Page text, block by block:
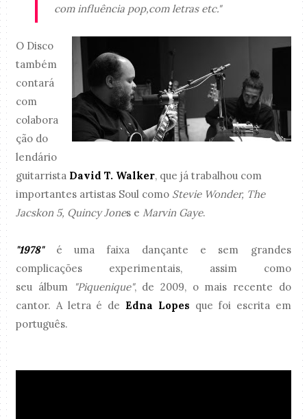
com influência pop,com letras etc."
O Disco
também
contará
com
colabora
ção do
lendário
guitarrista David T. Walker, que já trabalhou com
importantes artistas Soul como Stevie Wonder, The
Jacskon 5, Quincy Jones e Marvin Gaye.
"1978"é uma faixa dançante e sem grandes
complicações experimentais, assim como
seu álbum
"Piquenique", de 2009, o mais recente do
cantor. A letra é de Edna Lopes que foi escrita em
português.